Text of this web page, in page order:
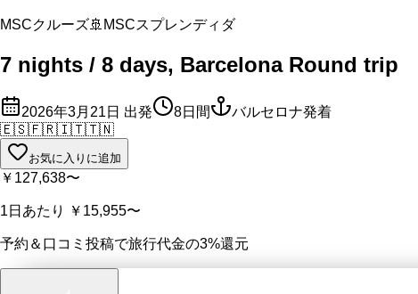
MSCクルーズ🚢 MSCスプレンディダ
7 nights / 8 days, Barcelona Round trip
2026年3月21日 出発 8日間
バルセロナ発着
🇪🇸🇫🇷🇮🇹🇹🇳
お気に入りに追加
￥127,638〜
1日あたり ￥15,955〜
予約＆口コミ投稿で旅行代金の3%還元